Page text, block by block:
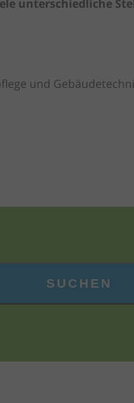
unterschiedliche
und
SUCHEN